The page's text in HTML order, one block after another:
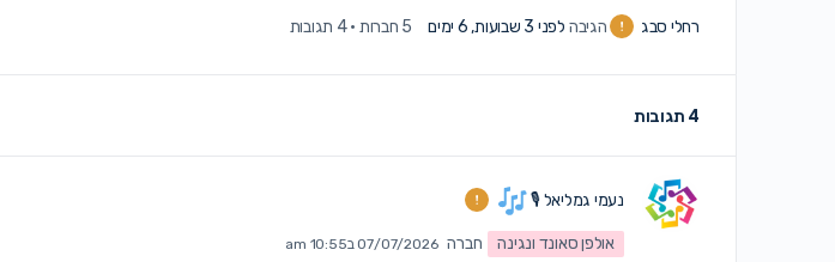
רחלי סבג הגיבה לפני 3 שבועות, 6 ימים 5 חברות ·4 תגובות
4 תגובות
נעמי גמליאל 🎙
אולפן סאונד ונגינה חברה 07/07/2026 ב10:55 am